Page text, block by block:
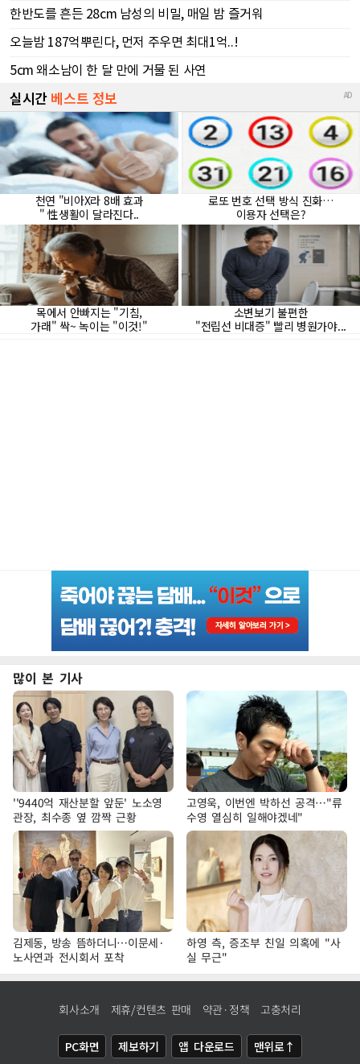
많이 본 기사
''9440억 재산분할 앞둔' 노소영
관장, 최수종 옆 깜짝 근황
고영욱, 이번엔 박하선 공격…"류
수영 열심히 일해야겠네"
김제동, 방송 뜸하더니…이문세·
노사연과 전시회서 포착
하영 측, 증조부 친일 의혹에 "사
실 무근"
회사소개 제휴/컨텐츠 판매 약관·정책 고충처리
PC화면 제보하기 앱 다운로드 맨위로↑